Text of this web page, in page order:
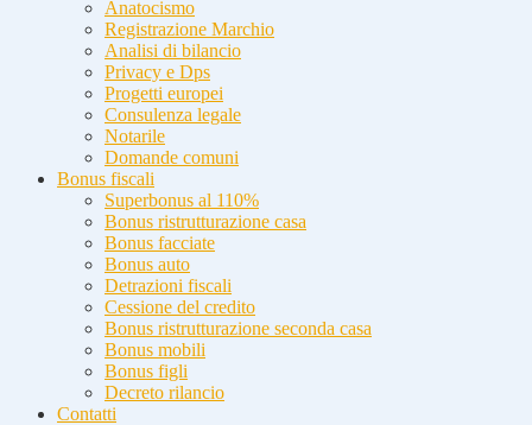
Anatocismo
Registrazione Marchio
Analisi di bilancio
Privacy e Dps
Progetti europei
Consulenza legale
Notarile
Domande comuni
Bonus fiscali
Superbonus al 110%
Bonus ristrutturazione casa
Bonus facciate
Bonus auto
Detrazioni fiscali
Cessione del credito
Bonus ristrutturazione seconda casa
Bonus mobili
Bonus figli
Decreto rilancio
Contatti